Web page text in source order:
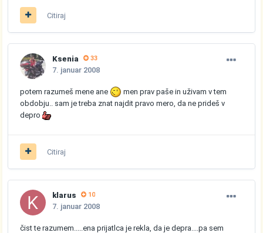
Citiraj
Ksenia 33
7. januar 2008
potem razumeš mene ane
men prav paše in uživam v tem
obdobju.. sam je treba znat najdit pravo mero, da ne prideš v
depro
Citiraj
klarus 10
7. januar 2008
čist te razumem.....ena prijatlca je rekla, da je depra....pa sem